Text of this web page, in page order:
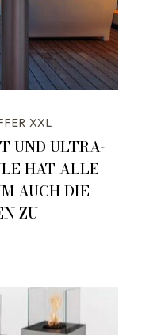
XXL
UND ULTRA-
HAT ALLE
AUCH DIE
ZU